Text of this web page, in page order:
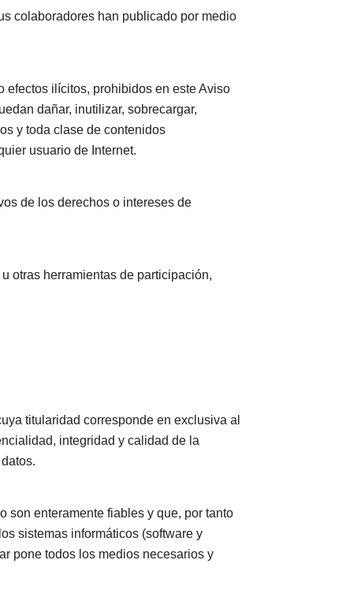
colaboradores han publicado por medio
efectos ilícitos, prohibidos en este Aviso
dañar, inutilizar, sobrecargar,
y toda clase de contenidos
usuario de Internet.
de los derechos o intereses de
otras herramientas de participación,
titularidad corresponde en exclusiva al
integridad y calidad de la
son enteramente fiables y que, por tanto
sistemas informáticos (software y
pone todos los medios necesarios y